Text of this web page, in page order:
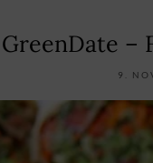
GreenDate –
9.